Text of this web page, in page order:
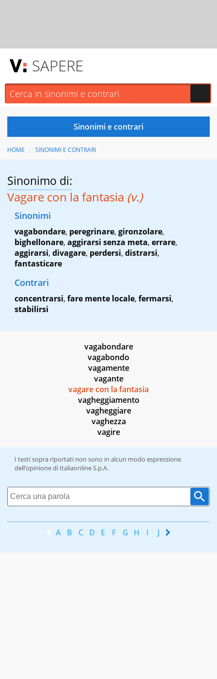
SAPERE
HOME SINONIMI E CONTRARI
Sinonimo di:
Vagare con la fantasia (v.)
Sinonimi
vagabondare, peregrinare, gironzolare,
bighellonare, aggirarsi senza meta, errare,
aggirarsi, divagare, perdersi, distrarsi,
fantasticare
Contrari
concentrarsi, fare mente locale, fermarsi,
stabilirsi
vagabondare
vagabondo
vagamente
vagante
vagare con la fantasia
vagheggiamento
vagheggiare
vaghezza
vagire
I testi sopra riportati non sono in alcun modo espressione
dell’opinione di Italiaonline S.p.A.
A B C D E F G H I J K